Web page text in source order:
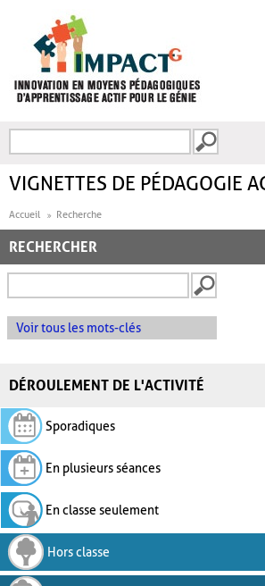
FORMULAIRE DE
VIGNETTES DE PÉDAGOGIE
Accueil Recherche
RECHERCHER
Voir tous les mots-clés
DÉROULEMENT DE L'ACTIVITÉ
Sporadiques
En plusieurs séances
En classe seulement
Hors classe